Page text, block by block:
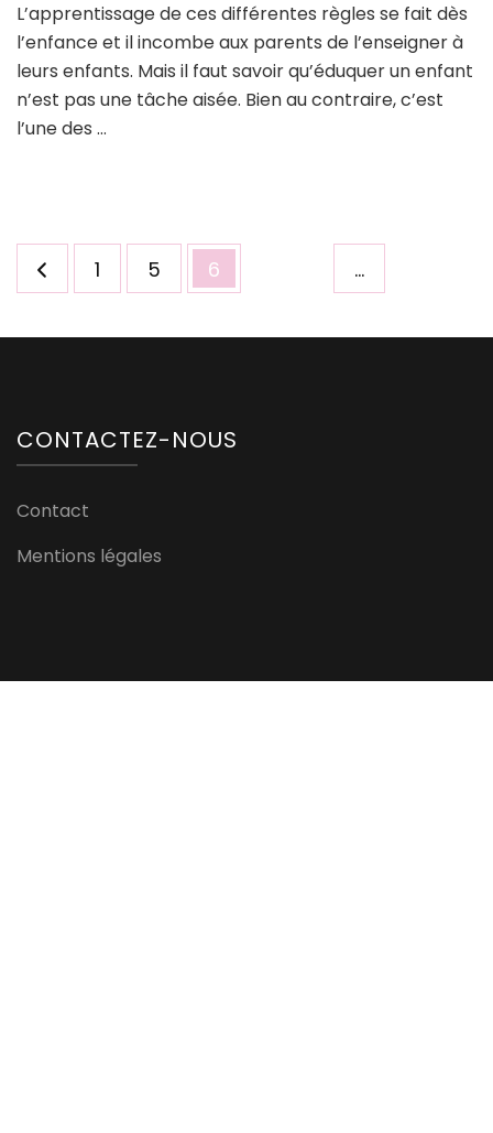
L’apprentissage de ces différentes règles se fait dès
l’enfance et il incombe aux parents de l’enseigner à
leurs enfants. Mais il faut savoir qu’éduquer un enfant
n’est pas une tâche aisée. Bien au contraire, c’est
l’une des …
Pagination
des Page
1 …
Page
5 Page
6
CONTACTEZ-NOUS
Contact
Mentions légales